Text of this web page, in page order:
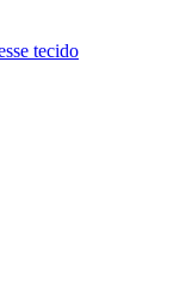
tecido